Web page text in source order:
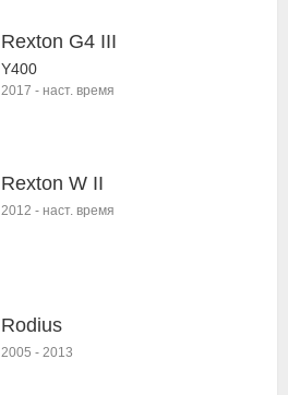
Rexton G4 III
Y400
2017 - наст. время
Rexton W II
2012 - наст. время
Rodius
2005 - 2013